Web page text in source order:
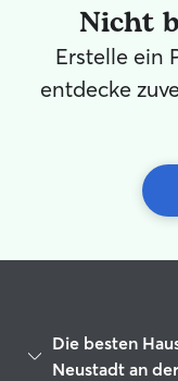
Nicht
Erstelle ein
entdecke
Die besten
Neustadt an